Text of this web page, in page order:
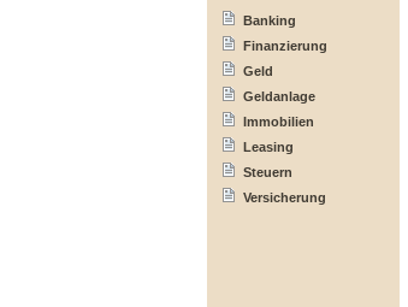
Banking
Finanzierung
Geld
Geldanlage
Immobilien
Leasing
Steuern
Versicherung